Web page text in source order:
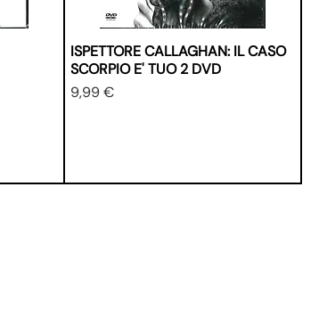
ISPETTORE CALLAGHAN: IL CASO
SCORPIO E' TUO 2 DVD
Prezzo
9,99 €